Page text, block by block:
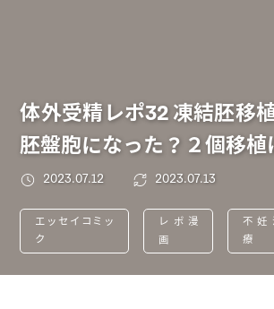
体外受精レポ32 凍結胚移
胚盤胞になった？２個移
2023.07.12 2023.07.13
エッセイコミッ
ク
レポ漫
画
不妊
療